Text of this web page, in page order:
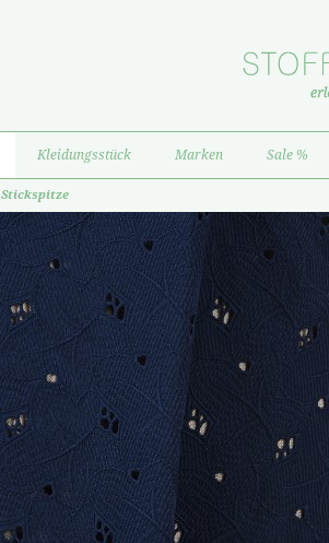
Kleidungsstück Marken Sale %
Stickspitze